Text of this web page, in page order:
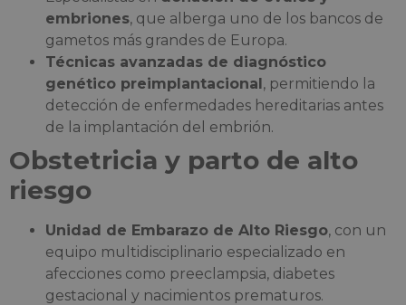
embriones, que alberga uno de los bancos de
gametos más grandes de Europa.
Técnicas avanzadas de diagnóstico
genético preimplantacional, permitiendo la
detección de enfermedades hereditarias antes
de la implantación del embrión.
Obstetricia y parto de alto
riesgo
Unidad de Embarazo de Alto Riesgo, con un
equipo multidisciplinario especializado en
afecciones como preeclampsia, diabetes
gestacional y nacimientos prematuros.